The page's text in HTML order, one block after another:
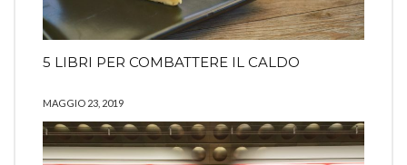
5 LIBRI PER COMBATTERE IL CALDO
MAGGIO 23, 2019